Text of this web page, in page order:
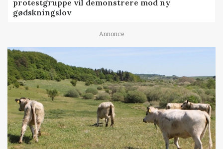
protestgruppe vil demonstrere mod ny
gødskningslov
Annonce